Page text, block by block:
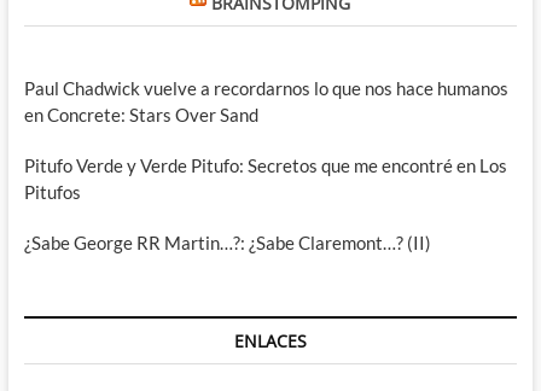
Paul Chadwick vuelve a recordarnos lo que nos hace humanos
en Concrete: Stars Over Sand
Pitufo Verde y Verde Pitufo: Secretos que me encontré en Los
Pitufos
¿Sabe George RR Martin…?: ¿Sabe Claremont…? (II)
ENLACES